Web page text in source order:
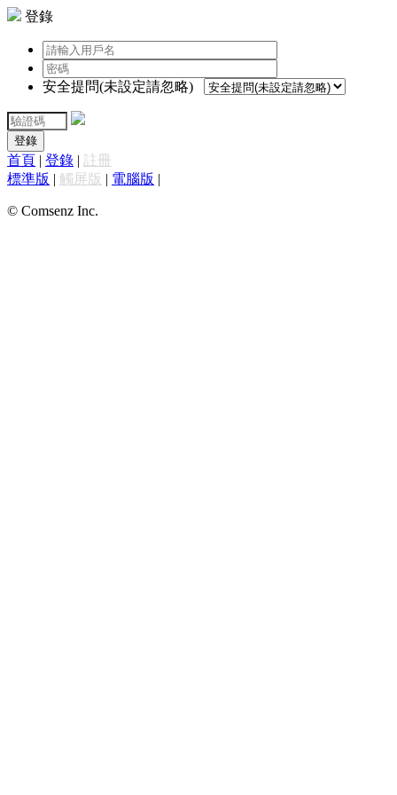
登錄
安全提問(未設定請忽略)
登錄
首頁 | 登錄 | 註冊
標準版 | 觸屏版 | 電腦版 |
© Comsenz Inc.